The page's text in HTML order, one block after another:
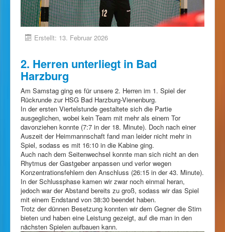
Erstellt: 13. Februar 2026
2. Herren unterliegt in Bad
Harzburg
Am Samstag ging es für unsere 2. Herren im 1. Spiel der
Rückrunde zur HSG Bad Harzburg-Vienenburg.
In der ersten Viertelstunde gestaltete sich die Partie
ausgeglichen, wobei kein Team mit mehr als einem Tor
davonziehen konnte (7:7 in der 18. Minute). Doch nach einer
Auszeit der Heimmannschaft fand man leider nicht mehr in
Spiel, sodass es mit 16:10 in die Kabine ging.
Auch nach dem Seitenwechsel konnte man sich nicht an den
Rhytmus der Gastgeber anpassen und verlor wegen
Konzentrationsfehlern den Anschluss (26:15 in der 43. Minute).
In der Schlussphase kamen wir zwar noch einmal heran,
jedoch war der Abstand bereits zu groß, sodass wir das Spiel
mit einem Endstand von 38:30 beendet haben.
Trotz der dünnen Besetzung konnten wir dem Gegner die Stirn
bieten und haben eine Leistung gezeigt, auf die man in den
nächsten Spielen aufbauen kann.